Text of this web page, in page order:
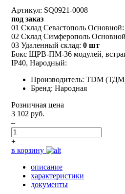
Артикул: SQ0921-0008
под заказ
01 Склад Севастополь Основной:
02 Склад Симферополь
03 Удаленный склад: 0 шт
Бокс ЩРВ-ПМ-36 модулей,
IP40, Народный:
Производитель: TDM
Бренд: Народная
Розничная цена
3 102 руб.
–
+
в корзину
описание
характеристики
документы